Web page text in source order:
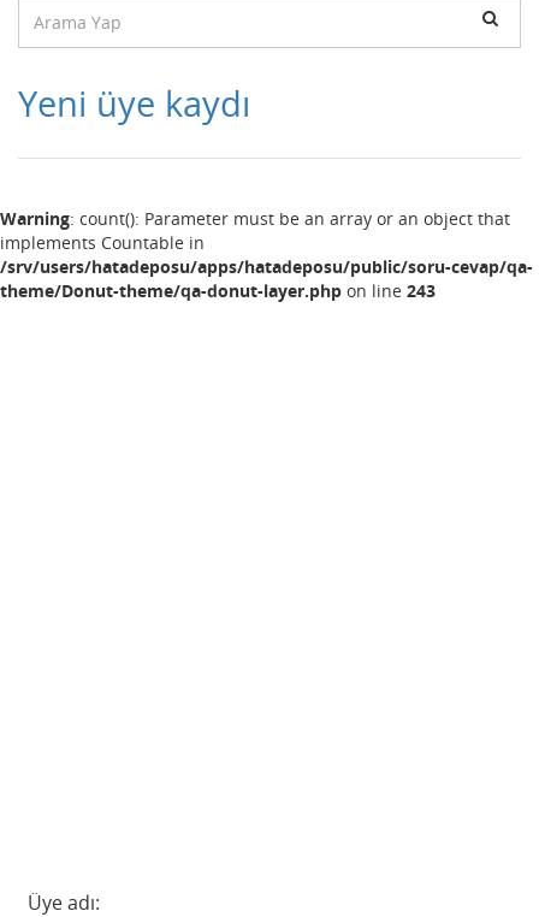
Yeni üye kaydı
Warning: count(): Parameter must be an array or an object that
implements Countable in
/srv/users/hatadeposu/apps/hatadeposu/public/soru-cevap/qa-
theme/Donut-theme/qa-donut-layer.php on line 243
Üye adı: